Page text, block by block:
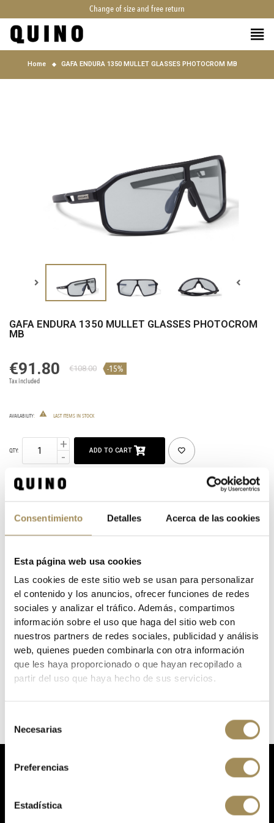
Consentimiento Detalles Acerca de las cookies
Esta página web usa cookies
Las cookies de este sitio web se usan para personalizar
el contenido y los anuncios, ofrecer funciones de redes
sociales y analizar el tráfico. Además, compartimos
información sobre el uso que haga del sitio web con
nuestros partners de redes sociales, publicidad y análisis
web, quienes pueden combinarla con otra información
que les haya proporcionado o que hayan recopilado a
partir del uso que haya hecho de sus servicios.
consentimiento
Necesarias
Preferencias
Estadística
Change of size and free return
Home GAFA ENDURA 1350 MULLET GLASSES PHOTOCROM MB
GAFA ENDURA 1350 MULLET GLASSES PHOTOCROM
MB
€91.80 €108.00 -15%
Tax included
AVAILABILITY:  LAST ITEMS IN STOCK
QTY: ADD TO CART
DESCRIPTION
0808824
In stock